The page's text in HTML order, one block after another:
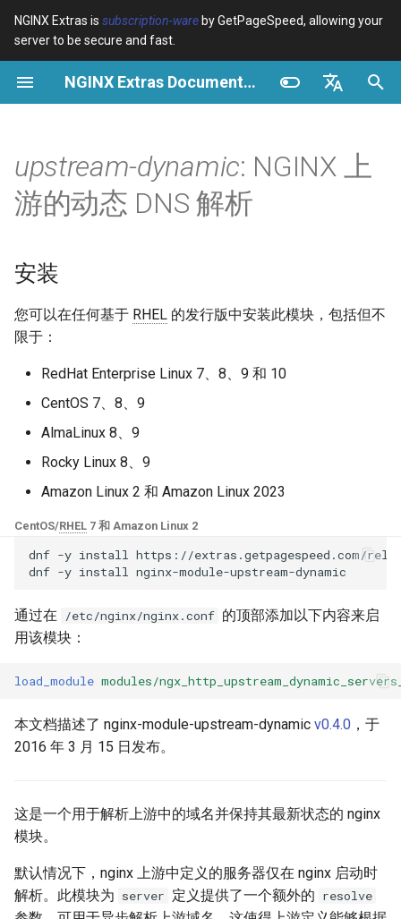
NGINX Extras is subscription-ware by GetPageSpeed, allowing your
server to be secure and fast.
NGINX Extras Documentation
Español
中文
正
在
化
搜
引
擎
Variables $bot_name
$bot_producer
$browser_version
$device_type
$is_ai_crawler
$is_console
$is_desktop
$is_tablet
$is_tv
$is_wearable
Examples
Directives geoip2
geoip2_proxy
Examples
Get started Configure filters safely
Filter catalogue
Production operations
Cache and system settings
Admin pages
ModSecurity
CSS
JavaScript
history
CVE-2012-4001
CVE-2012-4360
Security update, January
用法
指令
acme
ada
aws-sdk
balancer
base-encoding
cache
consul-event
consul
cookie
core
cors
ctxdump
dns-server
dns
VPS/Dedicated - FastCGI
Cache
性能
安全
支
NGINX-MOD - 增强版
RHEL、CentOS 和 Rocky
Linux 上安装
Plesk 控制面板的 NGINX 模
块 - RPM 包
ea-nginx 变成性能与安全的强
大工具
NGINX HTTP/3 QUIC 支持 -
RHEL 和 CentOS 的 RPM 包
RHEL、CentOS、Rocky Linux
和 AlmaLinux 上安装
upstream-dynamic: NGINX 上
游的动态 DNS 解析
安装
您可以在任何基于 RHEL 的发行版中安装此模块，包括但不
限于：
RedHat Enterprise Linux 7、8、9 和 10
CentOS 7、8、9
AlmaLinux 8、9
Rocky Linux 8、9
Amazon Linux 2 和 Amazon Linux 2023
CentOS/RHEL 7 和 Amazon Linux 2
dnf -y install
https://extras.getpagespeed.com/
dnf -y install
通过在 /etc/nginx/nginx.conf 的顶部添加以下内容来启
用该模块：
load_module modules/
本文档描述了 nginx-module-upstream-dynamic v0.4.0 ，于
2016 年 3 月 15 日发布。
这是一个用于解析上游中的域名并保持其最新状态的 nginx
模块。
默认情况下，nginx 上游中定义的服务器仅在 nginx 启动时
解析。此模块为 server 定义提供了一个额外的 resolve